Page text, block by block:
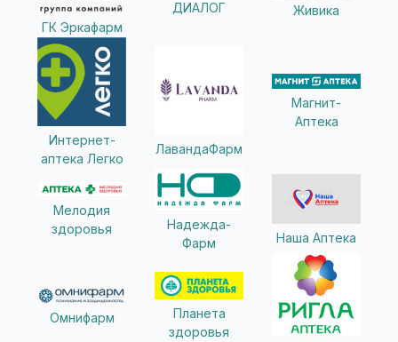
ГК Эркафарм
ДИАЛОГ Живика
Интернет-
аптека Легко
ЛавандаФарм
Магнит-
Аптека
Мелодия
здоровья
Надежда-
Фарм
Наша Аптека
Омнифарм
Планета
здоровья